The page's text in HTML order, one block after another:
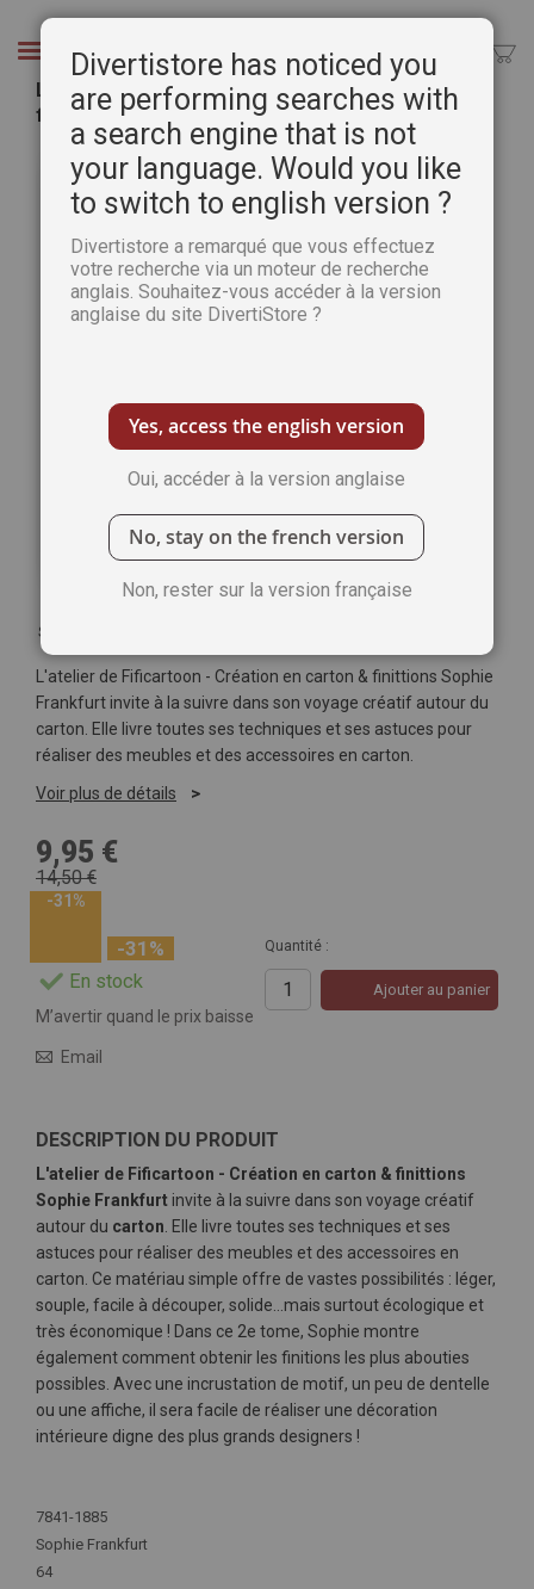
Chercher
L'atelier de Fificartoon - Création en carton et
finitions
galerie
d’images
Soyez le premier à commenter ce produit
L'atelier de Fificartoon - Création en carton & finittions Sophie
Frankfurt invite à la suivre dans son voyage créatif autour du
carton. Elle livre toutes ses techniques et ses astuces pour
réaliser des meubles et des accessoires en carton.
Voir plus de détails
9,95 €
14,50 €
-31%
-31%
En stock
Quantité :
Ajouter au panier
M’avertir quand le prix baisse
Email
DESCRIPTION DU PRODUIT
L'atelier de Fificartoon - Création en carton & finittions
Sophie Frankfurt invite à la suivre dans son voyage créatif
autour du carton . Elle livre toutes ses techniques et ses
astuces pour réaliser des meubles et des accessoires en
carton. Ce matériau simple offre de vastes possibilités : léger,
souple, facile à découper, solide…mais surtout écologique et
très économique ! Dans ce 2e tome, Sophie montre
également comment obtenir les finitions les plus abouties
possibles. Avec une incrustation de motif, un peu de dentelle
ou une affiche, il sera facile de réaliser une décoration
intérieure digne des plus grands designers !
d'infos
7841-1885
Sophie Frankfurt
64
Divertistore has noticed you
are performing searches with
a search engine that is not
your language. Would you like
to switch to english version ?
Divertistore a remarqué que vous effectuez
votre recherche via un moteur de recherche
anglais. Souhaitez-vous accéder à la version
anglaise du site DivertiStore ?
Yes, access the english version
Oui, accéder à la version anglaise
No, stay on the french version
Non, rester sur la version française